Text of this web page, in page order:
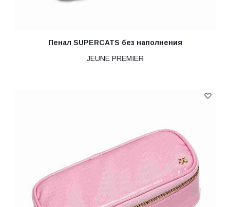
Пенал SUPERCATS без наполнения
JEUNE PREMIER